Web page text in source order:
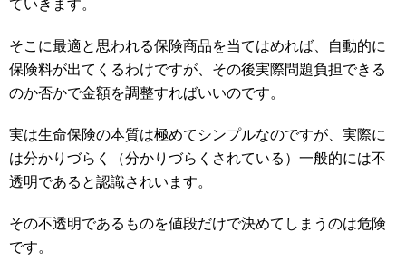
ていきます。
そこに最適と思われる保険商品を当てはめれば、自動的に
保険料が出てくるわけですが、その後実際問題負担できる
のか否かで金額を調整すればいいのです。
実は生命保険の本質は極めてシンプルなのですが、実際に
は分かりづらく（分かりづらくされている）一般的には不
透明であると認識されいます。
その不透明であるものを値段だけで決めてしまうのは危険
です。